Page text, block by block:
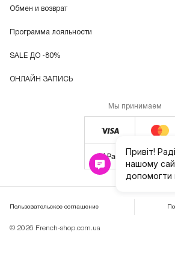
Обмен и возврат
Программа лояльности
SALE ДО -80%
ОНЛАЙН ЗАПИСЬ
Мы принимаем
© 2026 French-shop.com.ua
Пользовательское соглашение